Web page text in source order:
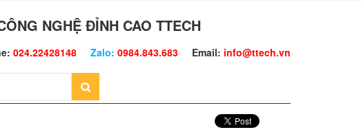
NGHỆ ĐỈNH CAO TTECH
024.22428148 Zalo: 0984.843.683 Email: info@ttech.vn